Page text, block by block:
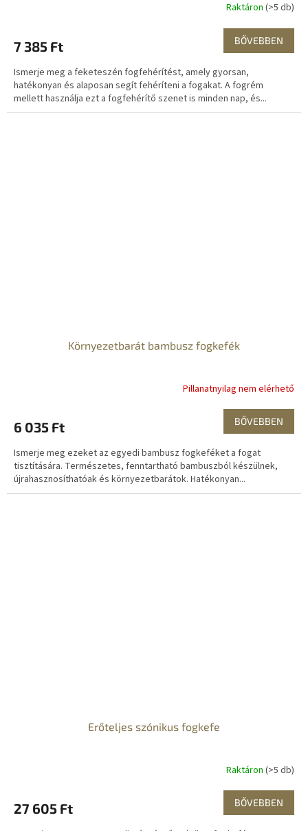
Raktáron (>5 db)
7 385 Ft BŐVEBBEN
Ismerje meg a feketeszén fogfehérítést, amely gyorsan,
hatékonyan és alaposan segít fehéríteni a fogakat. A fogrém
mellett használja ezt a fogfehérítő szenet is minden nap, és...
Környezetbarát bambusz fogkefék
Pillanatnyilag nem elérhető
6 035 Ft BŐVEBBEN
Ismerje meg ezeket az egyedi bambusz fogkeféket a fogat
tisztítására. Természetes, fenntartható bambuszból készülnek,
újrahasznosíthatóak és környezetbarátok. Hatékonyan...
Erőteljes szónikus fogkefe
Raktáron (>5 db)
27 605 Ft BŐVEBBEN